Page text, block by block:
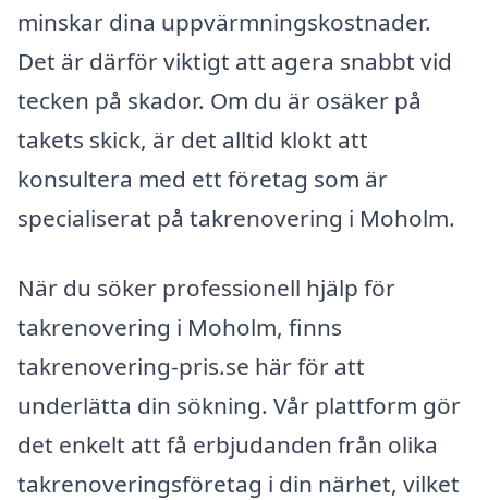
minskar dina uppvärmningskostnader.
Det är därför viktigt att agera snabbt vid
tecken på skador. Om du är osäker på
takets skick, är det alltid klokt att
konsultera med ett företag som är
specialiserat på takrenovering i Moholm.
När du söker professionell hjälp för
takrenovering i Moholm, finns
takrenovering-pris.se här för att
underlätta din sökning. Vår plattform gör
det enkelt att få erbjudanden från olika
takrenoveringsföretag i din närhet, vilket